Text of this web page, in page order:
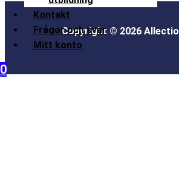
Kontakt
Frågor och svar
Mitt konto
0
Copyright © 2026 Allectio